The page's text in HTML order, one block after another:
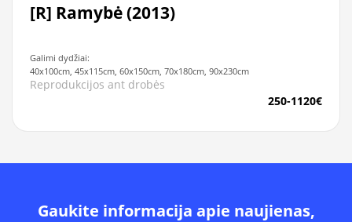
[R] Ramybė (2013)
Galimi dydžiai:
40x100cm, 45x115cm, 60x150cm, 70x180cm, 90x230cm
Reprodukcijos ant drobės
250-1120€
Gaukite informacija apie naujienas,